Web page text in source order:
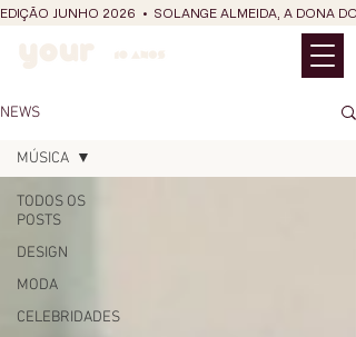
EDIÇÃO JUNHO 2026  •  SOLANGE ALMEIDA, A DONA
NEWS
TODOS OS
POSTS
DESIGN
MODA
CELEBRIDADES
MÚSICA